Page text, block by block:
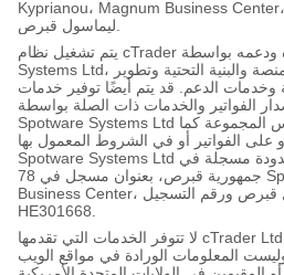
Kyprianou، Magnum Business Center، الطابق الثالث، 3076
يتم تشغيل نظام cTrader البيئي وتطويره ودعمه بواسطة Spotware
Systems Ltd، بما في ذلك تكنولوجيا المنصة والبنية التحتية وتطوير
وخدمات الدعم. قد يتم أيضًا توفير خدمات
الفواتير والخدمات ذات الصلة بواسطة
Spotware Systems Ltd و/أو شركات أخرى ضمن نفس المجموعة كما
على الفواتير أو في الشروط المعمول بها.
Spotware Systems Ltd هي شركة ذات مسؤولية محدودة مسجلة في
جمهورية قبرص، بعنوان مسجل في 78 Spyrou Kyprianou، Magnum
Business Center، الطابق الثالث، 3076 ليماسول قبرص ورقم التسجيل
HE301668.
لا تتوفر الخدمات التي تقدمها cTrader Ltd للمواطنين أو المقيمين في
وليست المعلومات الورادة في مواقع الويب